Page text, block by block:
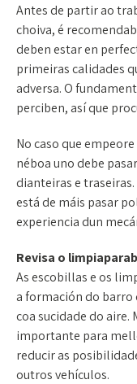
Antes de partir ao
choiva, é
deben estar en
primeiras calidades
adversa. O
perciben, así que
No caso que
néboa uno debe
dianteiras e traseiras.
está de máis pasar
experiencia dun
Revisa o
As escobillas e os
a formación do barro
coa sucidade do aire.
importante para
reducir as
outros vehículos.